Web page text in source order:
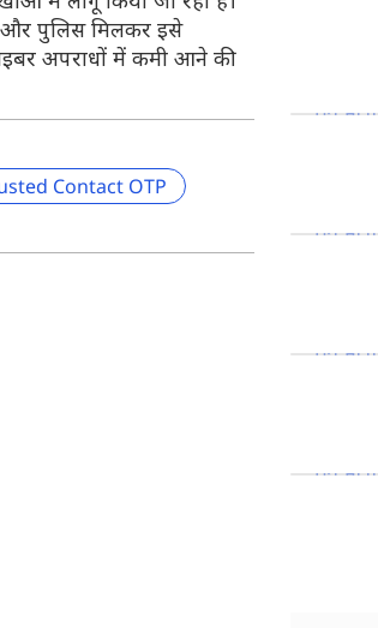
और पुलिस मिलकर इसे
अपराधों में कमी आने की
Contact OTP